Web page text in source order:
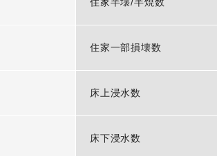
住家一部損壊数
床上浸水数
床下浸水数